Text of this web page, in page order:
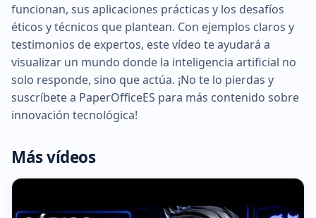
funcionan, sus aplicaciones prácticas y los desafíos
éticos y técnicos que plantean. Con ejemplos claros y
testimonios de expertos, este vídeo te ayudará a
visualizar un mundo donde la inteligencia artificial no
solo responde, sino que actúa. ¡No te lo pierdas y
suscríbete a PaperOfficeES para más contenido sobre
innovación tecnológica!
Más vídeos